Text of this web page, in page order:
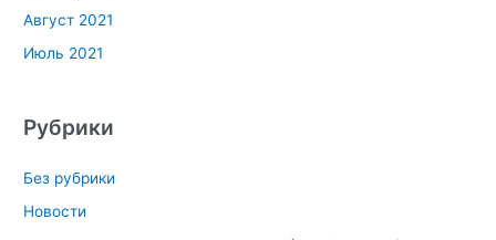
Август 2021
Июль 2021
Рубрики
Без рубрики
Новости